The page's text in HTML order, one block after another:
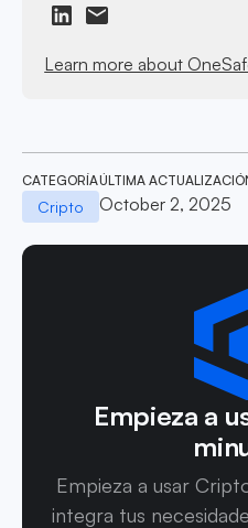
Learn more about
CATEGORÍA
Cripto
ÚLTIMA
October 2, 2025
Empieza a
Empieza a usar
integra tus